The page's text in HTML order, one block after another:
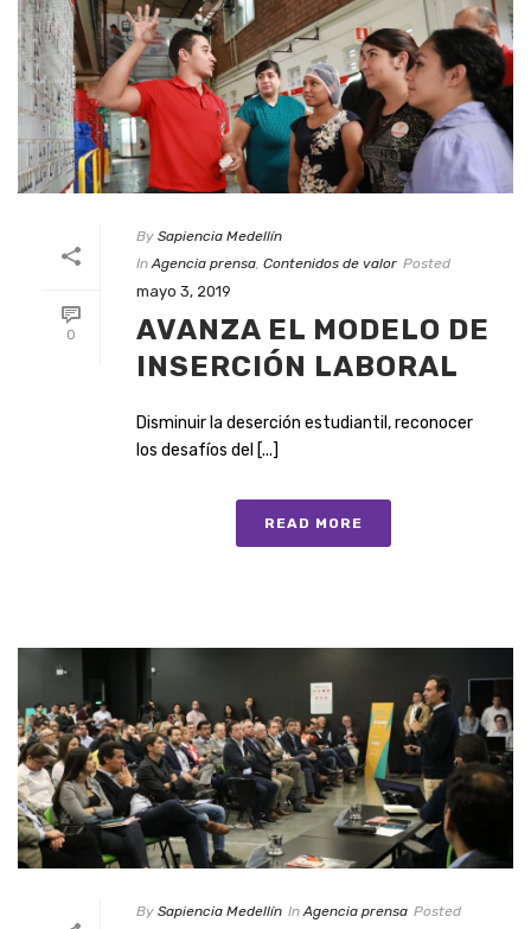
0
By Sapiencia Medellín
In Agencia prensa Contenidos de valor Posted
mayo 3, 2019
AVANZA EL MODELO DE
INSERCIÓN LABORAL
Disminuir la deserción estudiantil, reconocer
los desafíos del [...]
READ MORE
By Sapiencia Medellín In Agencia prensa Posted